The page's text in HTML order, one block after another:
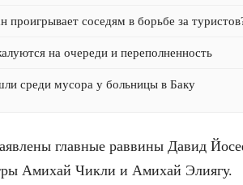
соседям в борьбе за
на очереди и переполненность
среди мусора у больницы в Баку
главные раввины Давид
Амихай Чикли и Амихай Элиягу.